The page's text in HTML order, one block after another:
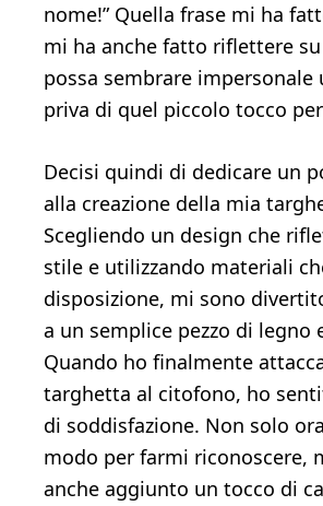
nome!” Quella frase mi ha
mi ha anche fatto riflettere
possa sembrare impersonale
priva di quel piccolo tocco
Decisi quindi di dedicare un
alla creazione della mia
Scegliendo un design che
stile e utilizzando materiali
disposizione, mi sono
a un semplice pezzo di legno
Quando ho finalmente
targhetta al citofono, ho
di soddisfazione. Non solo
modo per farmi riconoscere,
anche aggiunto un tocco di